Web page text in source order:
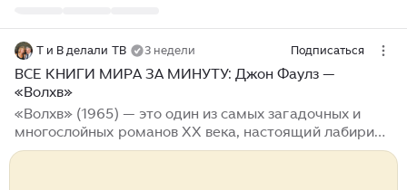
Т и В делали ТВ 3 недели Подписаться
ВСЕ КНИГИ МИРА ЗА МИНУТУ: Джон Фаулз —
«Волхв»
«Волхв» (1965) — это один из самых загадочных и
многослойных романов XX века, настоящий лабиринт,
где реальность постоянно ускользает от читателя.